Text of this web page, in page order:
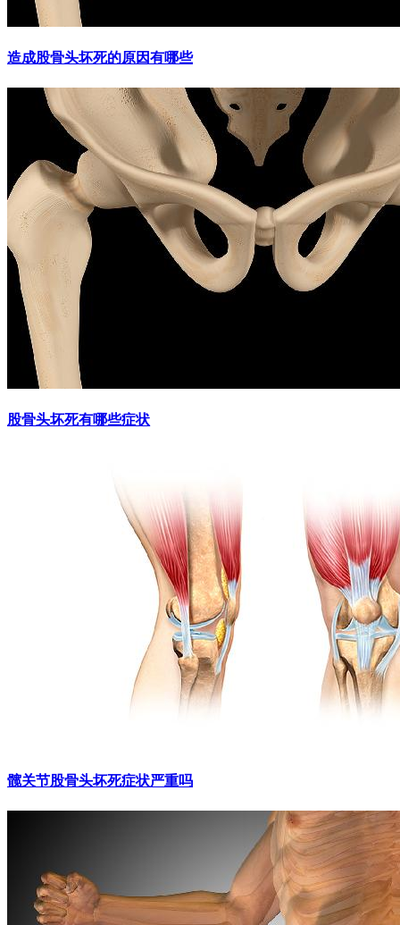
造成股骨头坏死的原因有哪些
股骨头坏死有哪些症状
髋关节股骨头坏死症状严重吗